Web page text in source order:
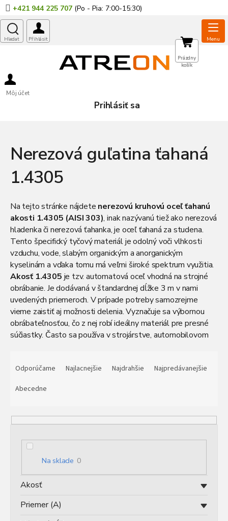
Prejsť
na
obsah
+421 944 225 707
Môj účet
Prihlásiť sa
NÁKUPNÝ
KOŠÍK
Prázdny
košík
Nerezová guľatina ťahaná
1.4305
Na tejto stránke nájdete nerezovú kruhovú oceľ ťahanú
akosti 1.4305 (AISI 303), inak nazývanú tiež ako nerezová
hladenka či nerezová ťahanka, je oceľ ťahaná za studena.
Tento špecifický tyčový materiál je odolný voči vlhkosti
vzduchu, vode, slabým organickým a anorganickým
kyselinám a vďaka tomu má veľmi široké spektrum využitia.
Akosť 1.4305 je tzv. automatová oceľ vhodná na strojné
obrábanie. Je dodávaná v štandardnej dĺžke 3 m v nami
uvedených priemeroch. V prípade potreby samozrejme
vieme zaistiť aj možnosti delenia. Vyznačuje sa výbornou
obrábateľnosťou, čo z nej robí ideálny materiál pre presné
súčiastky. Často sa používa v strojárstve, automobilovom
vašich požiadaviek.
e
Odporúčame Najlacnejšie Najdrahšie
Najpredávanejšie
Abecedne
Na sklade 0
Akosť
Priemer (A)